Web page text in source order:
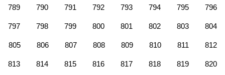
789 790 791 792 793 794 795 796
797 798 799 800 801 802 803 804
805 806 807 808 809 810 811 812
813 814 815 816 817 818 819 820